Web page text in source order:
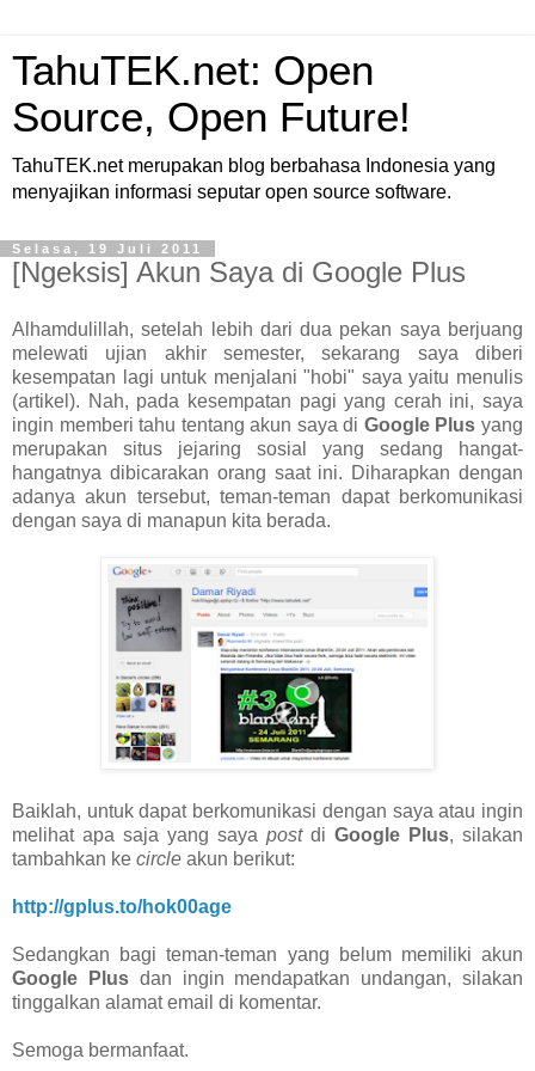
TahuTEK.net: Open
Source, Open Future!
TahuTEK.net merupakan blog berbahasa Indonesia yang
menyajikan informasi seputar open source software.
Selasa, 19 Juli 2011
[Ngeksis] Akun Saya di Google Plus
Alhamdulillah, setelah lebih dari dua pekan saya berjuang
melewati ujian akhir semester, sekarang saya diberi
kesempatan lagi untuk menjalani "hobi" saya yaitu menulis
(artikel). Nah, pada kesempatan pagi yang cerah ini, saya
ingin memberi tahu tentang akun saya di Google Plus yang
merupakan situs jejaring sosial yang sedang hangat-
hangatnya dibicarakan orang saat ini. Diharapkan dengan
adanya akun tersebut, teman-teman dapat berkomunikasi
dengan saya di manapun kita berada.
Baiklah, untuk dapat berkomunikasi dengan saya atau ingin
melihat apa saja yang saya postdi Google Plus, silakan
tambahkan ke circle akun berikut:
http://gplus.to/hok00age
Sedangkan bagi teman-teman yang belum memiliki akun
Google Plusdan ingin mendapatkan undangan, silakan
tinggalkan alamat email di komentar.
Semoga bermanfaat.